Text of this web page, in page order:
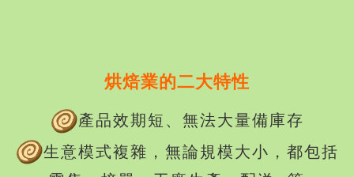
烘焙業的二大特性
產品效期短、無法大量備庫存
生意模式複雜，無論規模大小，都包括